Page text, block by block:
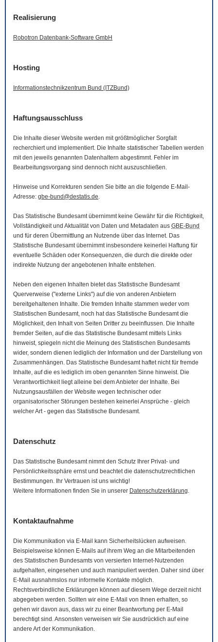
Realisierung
Robotron Datenbank-Software GmbH
Hosting
Informationstechnikzentrum Bund (ITZBund)
Haftungsausschluss
Die Inhalte dieser Website werden mit größtmöglicher Sorgfalt
recherchiert und implementiert. Die Inhalte statistischer Tabellen werden
mit den jeweils genannten Datenhaltern abgestimmt. Fehler im
Bearbeitungsvorgang sind dennoch nicht auszuschließen.
Hinweise und Korrekturen senden Sie bitte an die folgende E-Mail -
Adresse: gbe-bund@destatis.de.
Das Statistische Bundesamt übernimmt keine Gewähr für die Richtigkeit,
Vollständigkeit und Aktualität von Daten und Metadaten aus GBE-Bund
und für deren Übermittlung an Nutzende über das Internet. Das
Statistische Bundesamt übernimmt insbesondere keinerlei Haftung für
eventuelle Schäden oder Konsequenzen, die durch die direkte oder
indirekte Nutzung der angebotenen Inhalte entstehen.
Neben den eigenen Inhalten bietet das Statistische Bundesamt
Querverweise ("externe Links") auf die von anderen Anbietern
bereitgehaltenen Inhalte. Die fremden Inhalte stammen weder vom
Statistischen Bundesamt, noch hat das Statistische Bundesamt die
Möglichkeit, den Inhalt von Seiten Dritter zu beeinflussen. Die Inhalte
fremder Seiten, auf die das Statistische Bundesamt mittels Links
hinweist, spiegeln nicht die Meinung des Statistischen Bundesamts
wider, sondern dienen lediglich der Information und der Darstellung von
Zusammenhängen. Das Statistische Bundesamt haftet nicht für fremde
Inhalte, auf die es lediglich im oben genannten Sinne hinweist. Die
Verantwortlichkeit liegt alleine bei dem Anbieter der Inhalte. Bei
Nutzungsausfällen der Website wegen technischer oder
organisatorischer Störungen bestehen keinerlei Ansprüche - gleich
welcher Art - gegen das Statistische Bundesamt.
Datenschutz
Das Statistische Bundesamt nimmt den Schutz Ihrer Privat- und
Persönlichkeitssphäre ernst und beachtet die datenschutzrechtlichen
Bestimmungen. Ihr Vertrauen ist uns wichtig!
Weitere Informationen finden Sie in unserer Datenschutzerklärung.
Kontaktaufnahme
Die Kommunikation via E-Mail
kann Sicherheitslücken aufweisen.
Beispielsweise können E-Mails auf ihrem Weg an die Mitarbeitenden
des Statistischen Bundesamts von versierten Internet-Nutzenden
aufgehalten, eingesehen und auch manipuliert werden. Daher sind über
E-Mail ausnahmslos nur informelle Kontakte möglich.
Rechtsverbindliche Erklärungen können auf diesem Wege derzeit nicht
abgegeben werden. Sollten wir eine E-Mail von Ihnen erhalten, so
gehen wir davon aus, dass wir zu einer Beantwortung per E-Mail
berechtigt sind. Ansonsten verweisen wir Sie ausdrücklich auf eine
andere Art der Kommunikation.